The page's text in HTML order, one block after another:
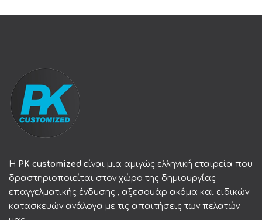
Η PK customized είναι μια αμιγώς ελληνική εταιρεία που
δραστηριοποιείται στον χώρο της δημιουργίας
επαγγελματικής ένδυσης , αξεσουάρ ακόμα και ειδικών
κατασκευών ανάλογα με τις απαιτήσεις των πελατών